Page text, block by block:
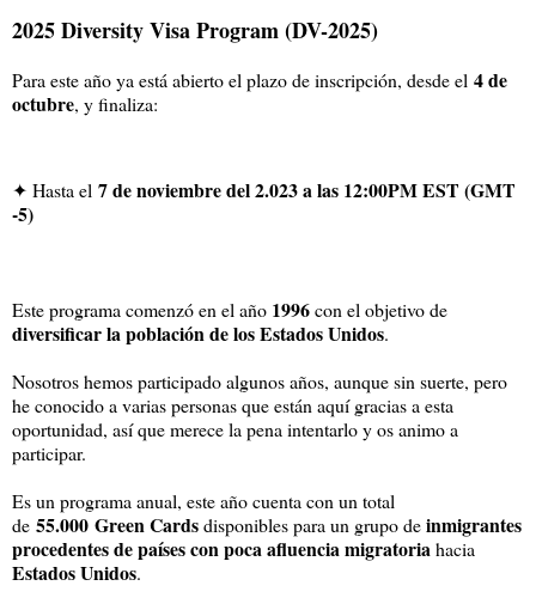
2025 Diversity Visa Program (DV-2025)
Para este año ya está abierto el plazo de inscripción, desde el 4 de
octubre, y finaliza:
✦ Hasta el 7 de noviembre del 2.023 a las 12:00PM EST (GMT
-5)
Este programa comenzó en el año 1996con el objetivo de
diversificar la población de los Estados Unidos.
Nosotros hemos participado algunos años, aunque sin suerte, pero
he conocido a varias personas que están aquí gracias a esta
oportunidad, así que merece la pena intentarlo y os animo a
participar.
Es un programa anual, este año cuenta con un total
de 55.000 Green Cardsdisponibles para un grupo deinmigrantes
procedentes de países con poca afluencia migratoria hacia
Estados Unidos.